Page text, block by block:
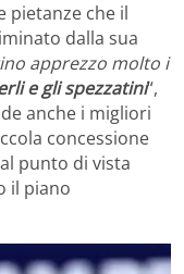
pietanze che il
dalla sua
apprezzo molto i
e gli spezzatini“,
anche i migliori
concessione
punto di vista
il piano